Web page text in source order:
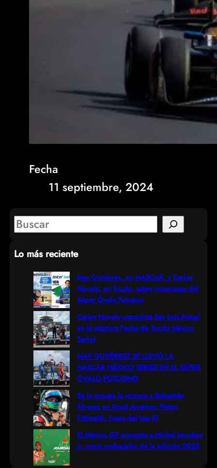
Fecha
11 septiembre, 2024
S
a
Lo más reciente
Max Gutiérrez, en NASCAR, y Carlos
Novelo, en Trucks, salen victoriosos del
Súper Óvalo Potosino
Carlos Novelo conquista San Luis Potosí
en la séptima Fecha de Trucks México
Series
MAX GUTIÉRREZ SE LLEVÓ LA
NASCAR MÉXICO SERIES EN EL SÚPER
ÓVALO POTOSINO
Se le escapa la victoria a Sebastián
Álvarez en Road América; Pietro
Fittipaldi, fuera del top-10
El México GP presenta a Michel Jourdain
Jr. como embajador de la edición 2026